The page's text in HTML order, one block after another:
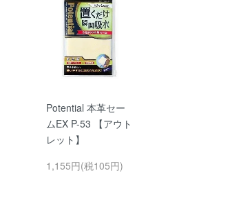
Potential 本革セー
ムEX P-53 【アウト
レット】
1,155円(税105円)